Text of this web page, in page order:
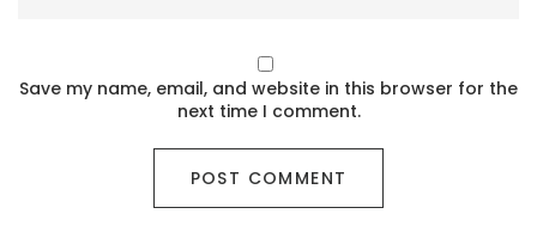
Save my name, email, and website in this browser for the
next time I comment.